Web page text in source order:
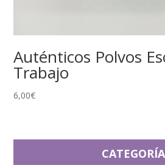
Auténticos Polvos
Trabajo
6,00€